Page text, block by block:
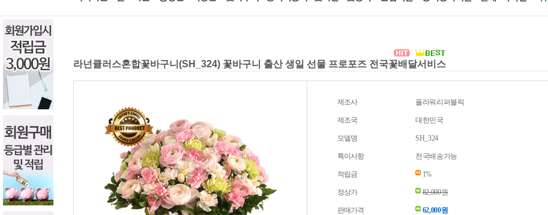
라넌큘러스혼합꽃바구니(SH_324) 꽃바구니 출산 생일 선물 프로포즈 전국꽃배달서비스
제조사 플라워리퍼블릭
제조국 대한민국
모델명 SH_324
특이사항 전국배송가능
적립금 1%
정상가 82,000원
판매가격 62,000원